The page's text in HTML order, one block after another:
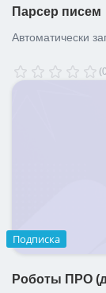
Парсер писем
Автоматически
Подписка
Роботы ПРО